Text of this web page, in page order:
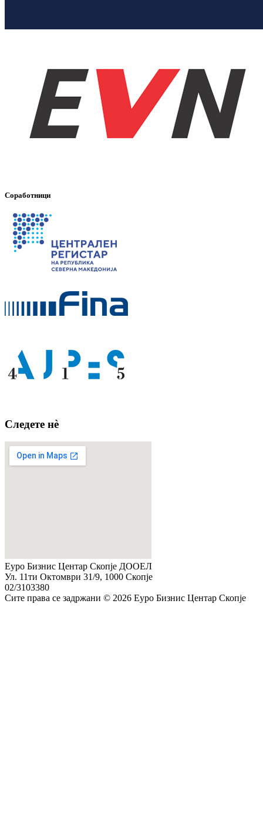
Соработници
Следете нè
Еуро Бизнис Центар Скопје ДООЕЛ
Ул. 11ти Октомври 31/9, 1000 Скопје
02/3103380
Сите права се задржани © 2026 Еуро Бизнис Центар Скопје